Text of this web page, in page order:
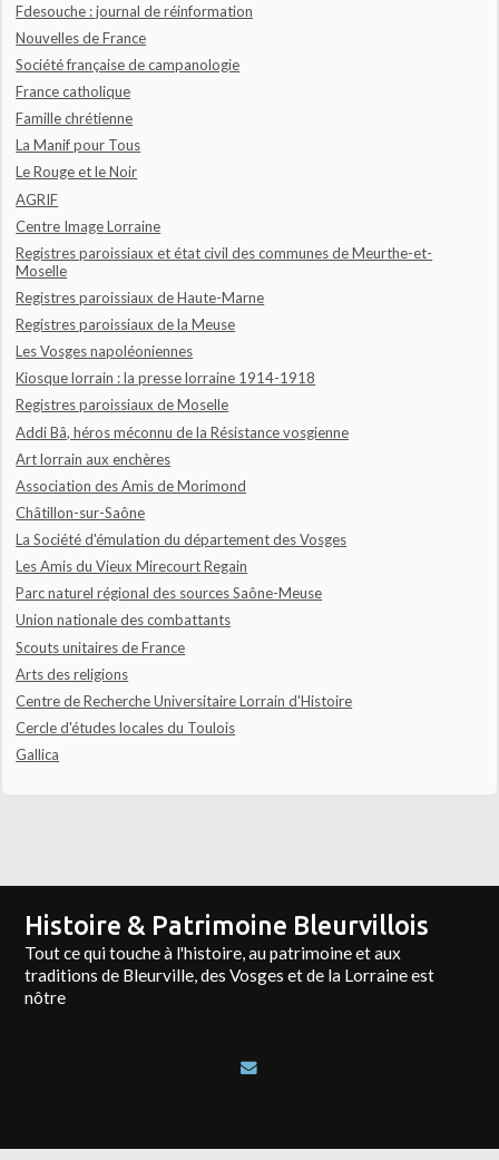
Fdesouche : journal de réinformation
Nouvelles de France
Société française de campanologie
France catholique
Famille chrétienne
La Manif pour Tous
Le Rouge et le Noir
AGRIF
Centre Image Lorraine
Registres paroissiaux et état civil des communes de Meurthe-et-
Moselle
Registres paroissiaux de Haute-Marne
Registres paroissiaux de la Meuse
Les Vosges napoléoniennes
Kiosque lorrain : la presse lorraine 1914-1918
Registres paroissiaux de Moselle
Addi Bâ, héros méconnu de la Résistance vosgienne
Art lorrain aux enchères
Association des Amis de Morimond
Châtillon-sur-Saône
La Société d'émulation du département des Vosges
Les Amis du Vieux Mirecourt Regain
Parc naturel régional des sources Saône-Meuse
Union nationale des combattants
Scouts unitaires de France
Arts des religions
Centre de Recherche Universitaire Lorrain d'Histoire
Cercle d'études locales du Toulois
Gallica
Histoire & Patrimoine Bleurvillois
Tout ce qui touche à l'histoire, au patrimoine et aux
traditions de Bleurville, des Vosges et de la Lorraine est
nôtre